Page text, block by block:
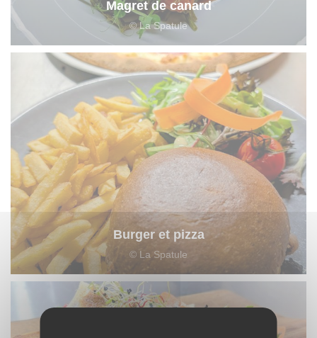
Magret de canard
© La Spatule
Burger et pizza
© La Spatule